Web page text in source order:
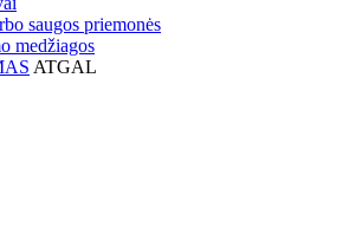
saugos priemonės
medžiagos
ATGAL